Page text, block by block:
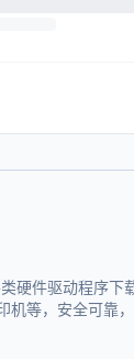
硬件驱动程序下
机等，安全可靠